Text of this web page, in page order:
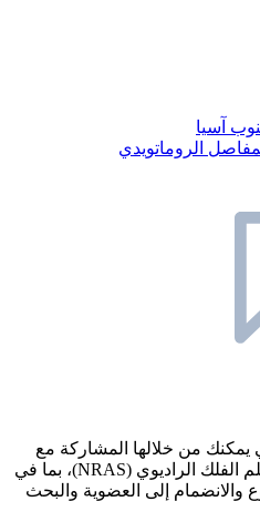
آسيا
يمكنك من خلالها المشاركة مع
الجمعية الوطنية لأبحاث علم الفلك الراديوي (NRAS)، بما في
والانضمام إلى العضوية والبحث